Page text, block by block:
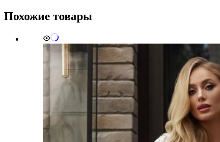
Похожие товары